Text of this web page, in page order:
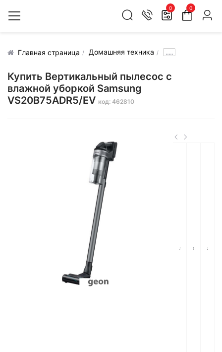
0 0
Главная страница Домашняя техника .....
Купить Вертикальный пылесос с
влажной уборкой Samsung
VS20B75ADR5/EV код: 462810